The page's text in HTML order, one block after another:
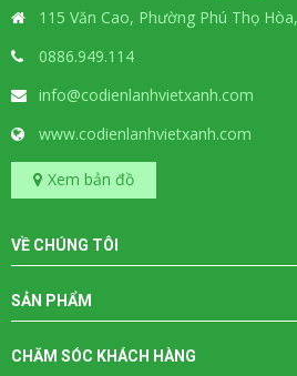
115 Văn Cao, Phường Phú Thọ
0886.949.114
info@codienlanhvietxanh.com
www.codienlanhvietxanh.com
Xem bản đồ
VỀ CHÚNG TÔI
SẢN PHẨM
CHĂM SÓC KHÁCH HÀNG